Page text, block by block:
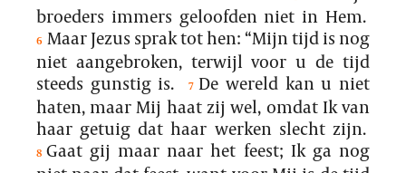
broeders immers geloofden niet in Hem.
6 Maar Jezus sprak tot hen: “Mijn tijd is nog
niet aangebroken, terwijl voor u de tijd
steeds gunstig is.
7 De wereld kan u niet
haten, maar Mij haat zij wel, omdat Ik van
haar getuig dat haar werken slecht zijn.
8 Gaat gij maar naar het feest; Ik ga nog